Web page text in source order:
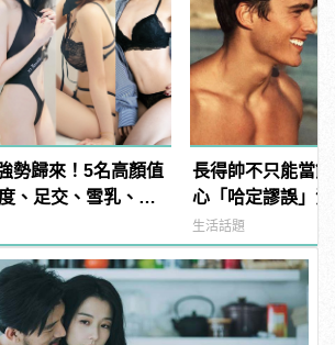
勢歸來！5名高顏值
、足交、雪乳、粉
自教你人與人的連
這樣變型男
長得帥不只能當
心「哈定謬誤」
生活話題